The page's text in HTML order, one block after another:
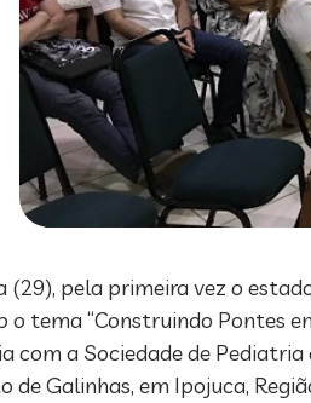
pela primeira vez o
tema “Construindo Pontes
com a Sociedade de
de Galinhas, em Ipojuca,